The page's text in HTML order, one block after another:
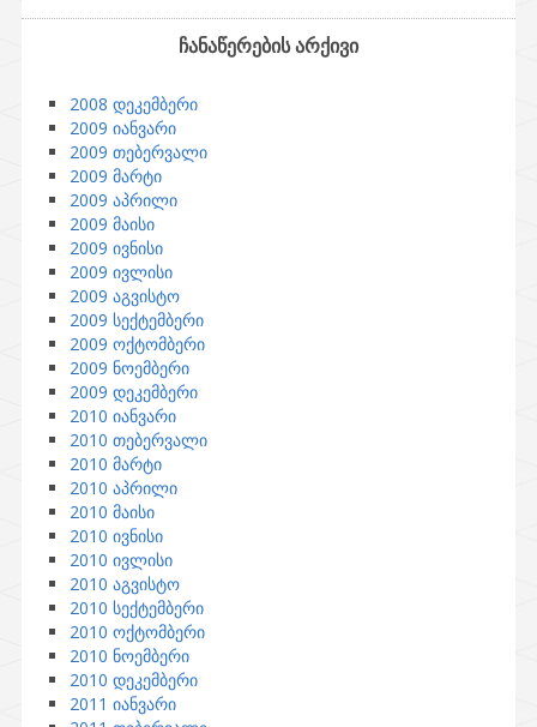
ჩანაწერების არქივი
2008 დეკემბერი
2009 იანვარი
2009 თებერვალი
2009 მარტი
2009 აპრილი
2009 მაისი
2009 ივნისი
2009 ივლისი
2009 აგვისტო
2009 სექტემბერი
2009 ოქტომბერი
2009 ნოემბერი
2009 დეკემბერი
2010 იანვარი
2010 თებერვალი
2010 მარტი
2010 აპრილი
2010 მაისი
2010 ივნისი
2010 ივლისი
2010 აგვისტო
2010 სექტემბერი
2010 ოქტომბერი
2010 ნოემბერი
2010 დეკემბერი
2011 იანვარი